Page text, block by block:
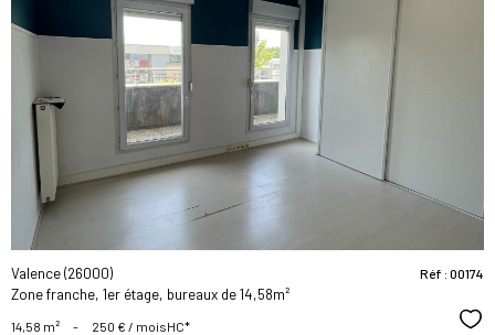
voir le
bien
Valence (26000)
Zone franche, 1er étage, bureaux de 14,58m²
Réf : 00174
14,58 m² - 250 € / moisHC*